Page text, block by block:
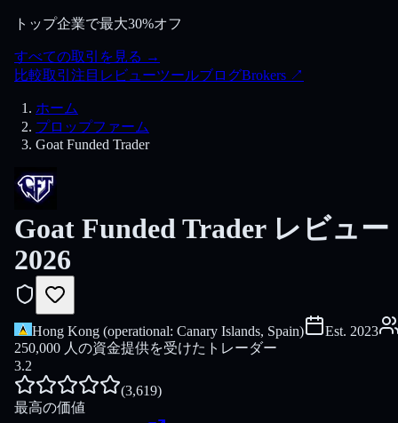
トップ企業で最大30%オフ
すべての取引を見る →
比較取引 注目 レビューツールブログBrokers ↗
ホーム
プロップファーム
Goat Funded Trader
Goat Funded Trader レビュー
2026
Hong Kong (operational: Canary Islands, Spain) Est. 2023
250,000 人の資金提供を受けたトレーダー
3.2
(3,619)
最高の価値